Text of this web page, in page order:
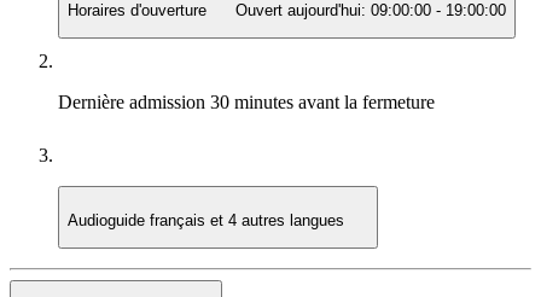
Horaires d'ouverture Ouvert aujourd'hui: 09:00:00 - 19:00:00
Dernière admission 30 minutes avant la fermeture
Audioguide français et 4 autres langues